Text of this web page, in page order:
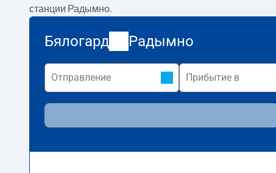
станции Радымно.
Бялогард Радымно